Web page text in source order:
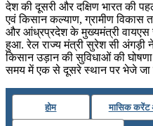
देश की दूसरी और दक्षिण भारत की
एवं किसान कल्याण, ग्रामीण विकास
और आंध्रप्रदेश के मुख्यमंत्री
हुआ. रेल राज्य मंत्री सुरेश सी अंगड़ी
किसान उड़ान की सुविधाओं की
समय में एक से दूसरे स्थान पर भेजे
होम मासिक करेंट